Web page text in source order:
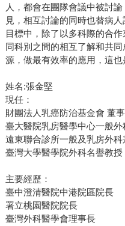
人，都會在團隊會議中被討
見，相互討論的同時也替病
目標中，除了以多科際的合
同科別之間的相互了解和共
源，做最有效率的應用，這也
姓名:張金堅
現任：
財團法人乳癌防治基金會 董
臺大醫院乳房醫學中心一般外
遠東聯合診所一般及乳房外科
臺灣大學醫學院外科名譽教授
主要經歷：
臺中澄清醫院中港院區院長
署立桃園醫院院長
臺灣外科醫學會理事長